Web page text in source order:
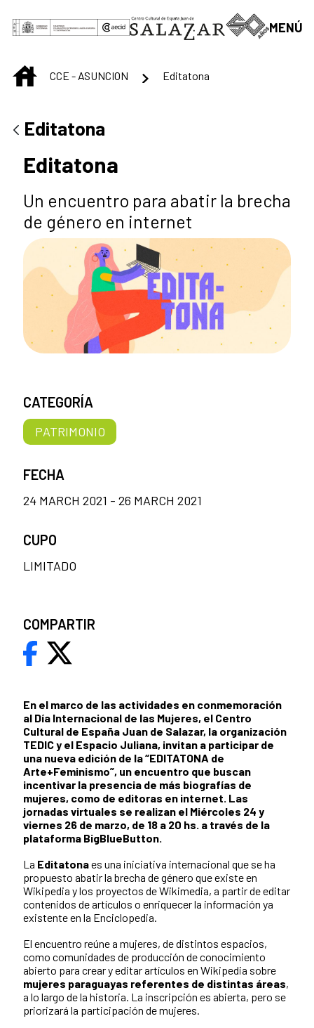
MENÚ
INICIOCCE - ASUNCION Editatona
Editatona
Editatona
Un encuentro para abatir la brecha
de género en internet
En el marco de las actividades en conmemoración
al Día Internacional de las Mujeres, el Centro
Cultural de España Juan de Salazar, la organización
TEDIC y el Espacio Juliana, invitan a participar de
una nueva edición de la “EDITATONA de
Arte+Feminismo”, un encuentro que buscan
incentivar la presencia de más biografías de
mujeres, como de editoras en internet. Las
jornadas virtuales se realizan el Miércoles 24 y
viernes 26 de marzo, de 18 a 20 hs. a través de la
plataforma BigBlueButton.
La Editatonaes una iniciativa internacional que se ha
propuesto abatir la brecha de género que existe en
Wikipedia y los proyectos de Wikimedia, a partir de editar
contenidos de artículos o enriquecer la información ya
existente en la Enciclopedia.
El encuentro reúne a mujeres, de distintos espacios,
como comunidades de producción de conocimiento
abierto para crear y editar artículos en Wikipedia sobre
mujeres paraguayas referentes de distintas áreas,
a lo largo de la historia. La inscripción es abierta, pero se
priorizará la participación de mujeres.
CATEGORÍA
PATRIMONIO
FECHA
24 MARCH 2021 - 26 MARCH 2021
CUPO
LIMITADO
COMPARTIR